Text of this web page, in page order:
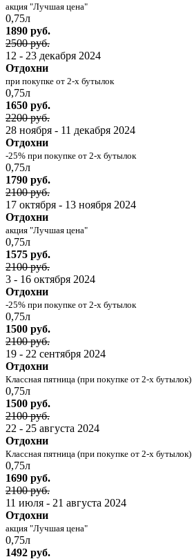
акция "Лучшая цена"
0,75л
1890 руб.
2500 руб.
12 - 23 декабря 2024
Отдохни
при покупке от 2-х бутылок
0,75л
1650 руб.
2200 руб.
28 ноября - 11 декабря 2024
Отдохни
-25% при покупке от 2-х бутылок
0,75л
1790 руб.
2100 руб.
17 октября - 13 ноября 2024
Отдохни
акция "Лучшая цена"
0,75л
1575 руб.
2100 руб.
3 - 16 октября 2024
Отдохни
-25% при покупке от 2-х бутылок
0,75л
1500 руб.
2100 руб.
19 - 22 сентября 2024
Отдохни
Классная пятница (при покупке от 2-х бутылок)
0,75л
1500 руб.
2100 руб.
22 - 25 августа 2024
Отдохни
Классная пятница (при покупке от 2-х бутылок)
0,75л
1690 руб.
2100 руб.
11 июля - 21 августа 2024
Отдохни
акция "Лучшая цена"
0,75л
1492 руб.